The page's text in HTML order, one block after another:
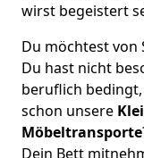
wirst begeistert
Du möchtest von
Du hast nicht
beruflich
schon unsere
Möbeltransporte
Dein Bett